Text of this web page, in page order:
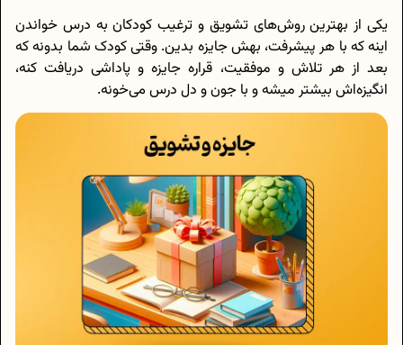
یکی از بهترین روش‌های تشویق و ترغیب کودکان به درس خواندن
اینه که با هر پیشرفت، بهش جایزه بدین. وقتی کودک شما بدونه که
بعد از هر تلاش و موفقیت، قراره جایزه و پاداشی دریافت کنه،
انگیزه‌اش بیشتر میشه و با جون و دل درس می‌خونه.